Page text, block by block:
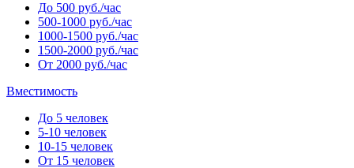
До 500 руб./час
500-1000 руб./час
1000-1500 руб./час
1500-2000 руб./час
От 2000 руб./час
Вместимость
До 5 человек
5-10 человек
10-15 человек
От 15 человек